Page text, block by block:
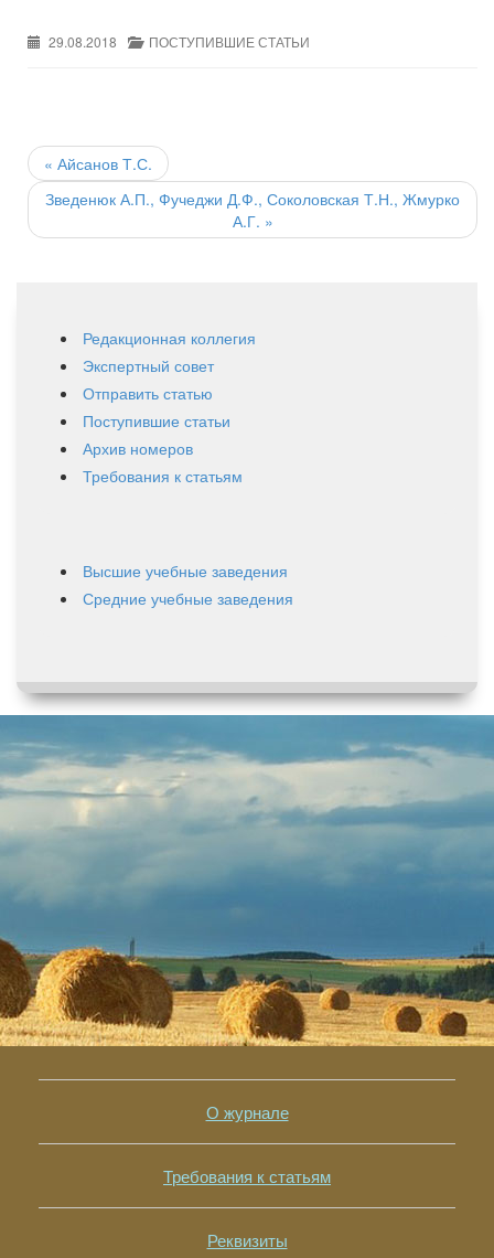
29.08.2018 ПОСТУПИВШИЕ СТАТЬИ
Post
navigation
« Айсанов Т.С.
Зведенюк А.П., Фучеджи Д.Ф., Соколовская Т.Н., Жмурко
А.Г. »
Редакционная коллегия
Экспертный совет
Отправить статью
Поступившие статьи
Архив номеров
Требования к статьям
Высшие учебные заведения
Средние учебные заведения
О журнале
Требования к статьям
Реквизиты